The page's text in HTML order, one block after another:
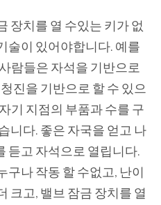
장치를 열 수있는 키가 없
술이 있어야합니다. 예를
람들은 자석을 기반으로
진을 기반으로 할 수 있으
기 지점의 부품과 수를 구
니다. 좋은 자국을 얻고 나
듣고 자석으로 열립니다.
구나 작동 할 수없고, 난이
크고, 밸브 잠금 장치를 열